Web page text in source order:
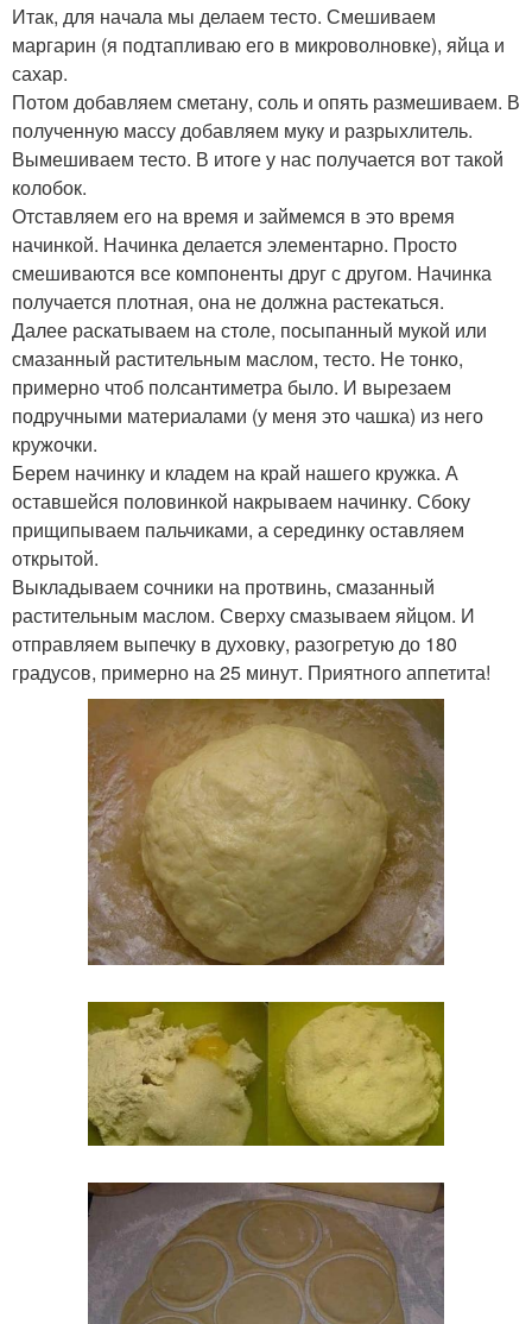
Итак, для начала мы делаем тесто. Смешиваем
маргарин (я подтапливаю его в микроволновке), яйца и
сахар.
Потом добавляем сметану, соль и опять размешиваем. В
полученную массу добавляем муку и разрыхлитель.
Вымешиваем тесто. В итоге у нас получается вот такой
колобок.
Отставляем его на время и займемся в это время
начинкой. Начинка делается элементарно. Просто
смешиваются все компоненты друг с другом. Начинка
получается плотная, она не должна растекаться.
Далее раскатываем на столе, посыпанный мукой или
смазанный растительным маслом, тесто. Не тонко,
примерно чтоб полсантиметра было. И вырезаем
подручными материалами (у меня это чашка) из него
кружочки.
Берем начинку и кладем на край нашего кружка. А
оставшейся половинкой накрываем начинку. Сбоку
прищипываем пальчиками, а серединку оставляем
открытой.
Выкладываем сочники на протвинь, смазанный
растительным маслом. Сверху смазываем яйцом. И
отправляем выпечку в духовку, разогретую до 180
градусов, примерно на 25 минут. Приятного аппетита!